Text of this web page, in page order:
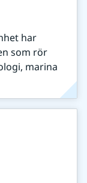
har
som rör
marina